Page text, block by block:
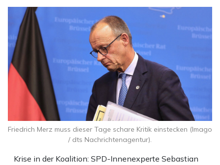
Krise in der Koalition: SPD-Innenexperte Sebastian
Friedrich Merz muss dieser Tage schare Kritik einstecken (Imago
/ dts Nachrichtenagentur).